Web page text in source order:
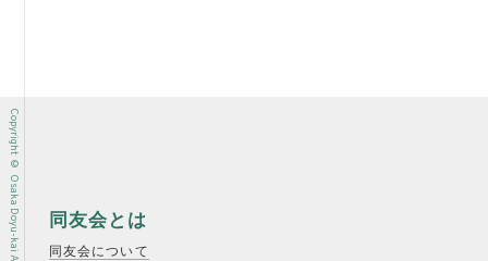
同友会とは
同友会について